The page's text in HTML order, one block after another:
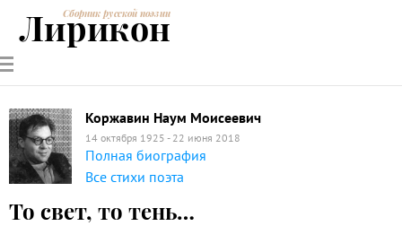
РУССКИЕ
ПОЭТЫ
СОВРЕМЕННИКИЭНЦИКЛОПЕДИЯ
ПОЭЗИИ
Сборник русской поэзии
Лирикон
Коржавин Наум Моисеевич
14 октября 1925 - 22 июня 2018
Полная биография
Все стихи поэта
То свет, то тень…